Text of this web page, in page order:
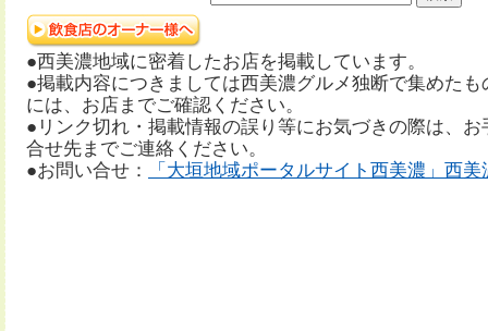
●西美濃地域に密着したお店を掲載しています。
●掲載内容につきましては西美濃グルメ独断で集めた
には、お店までご確認ください。
●リンク切れ・掲載情報の誤り等にお気づきの際は、
合せ先までご連絡ください。
●お問い合せ：
「大垣地域ポータルサイト西美濃」西